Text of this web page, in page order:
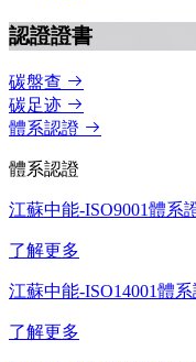
認證證書
碳盤查
碳足迹
體系認證
體系認證
江蘇中能-ISO9001體系
了解更多
江蘇中能-ISO14001體
了解更多